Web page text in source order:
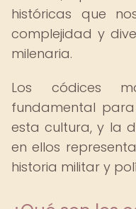
históricas que
complejidad y
milenaria.
Los códices
fundamental
esta cultura, y la
en ellos
historia militar y